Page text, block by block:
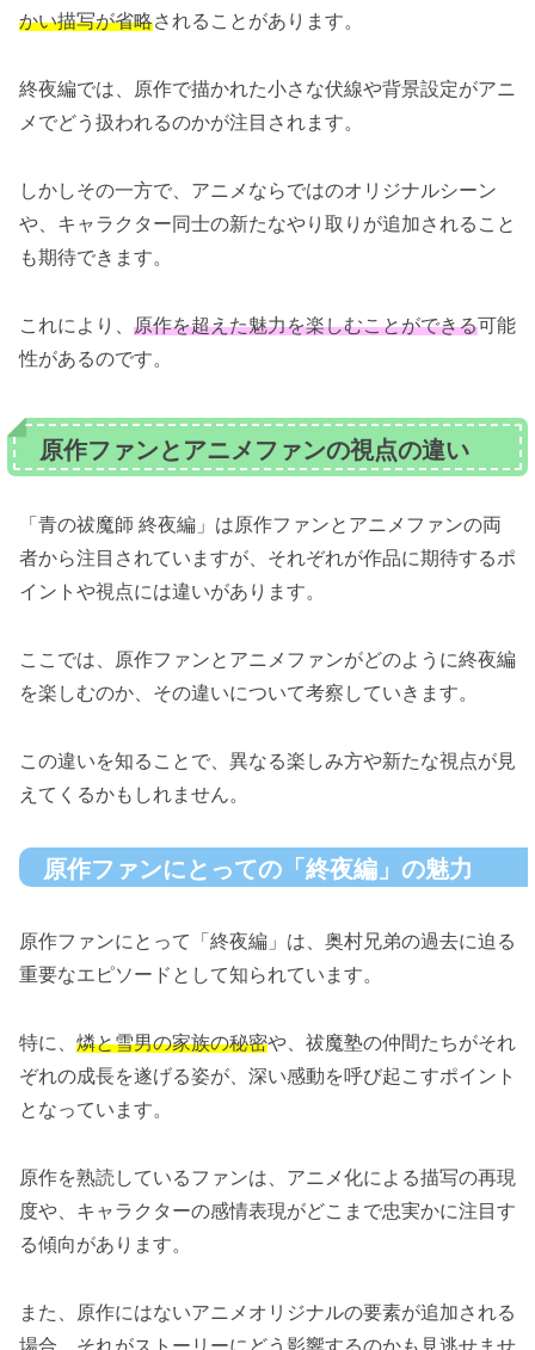
かい描写が省略されることがあります。
終夜編では、原作で描かれた小さな伏線や背景設定がアニ
メでどう扱われるのかが注目されます。
しかしその一方で、アニメならではのオリジナルシーン
や、キャラクター同士の新たなやり取りが追加されること
も期待できます。
これにより、 原作を超えた魅力を楽しむことができる可能
性があるのです。
原作ファンとアニメファンの視点の違い
「青の祓魔師 終夜編」は原作ファンとアニメファンの両
者から注目されていますが、それぞれが作品に期待するポ
イントや視点には違いがあります。
ここでは、原作ファンとアニメファンがどのように終夜編
を楽しむのか、その違いについて考察していきます。
この違いを知ることで、異なる楽しみ方や新たな視点が見
えてくるかもしれません。
原作ファンにとっての「終夜編」の魅力
原作ファンにとって「終夜編」は、奥村兄弟の過去に迫る
重要なエピソードとして知られています。
特に、 燐と雪男の家族の秘密や、祓魔塾の仲間たちがそれ
ぞれの成長を遂げる姿が、深い感動を呼び起こすポイント
となっています。
原作を熟読しているファンは、アニメ化による描写の再現
度や、キャラクターの感情表現がどこまで忠実かに注目す
る傾向があります。
また、原作にはないアニメオリジナルの要素が追加される
場合、それがストーリーにどう影響するのかも見逃せませ